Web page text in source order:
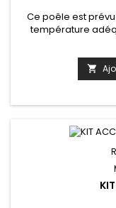
Ce poêle est
température
d’autres fins.Si
cabine de
température
poêle chauffent
